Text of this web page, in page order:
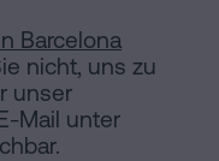
Barcelona
nicht, uns zu
unser
Mail unter